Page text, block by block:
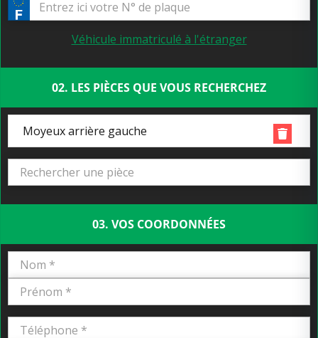
Véhicule immatriculé à l'étranger
02. LES PIÈCES QUE VOUS RECHERCHEZ
Moyeux arrière gauche
03. VOS COORDONNÉES